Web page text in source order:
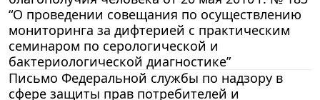
“О проведении совещания по осуществлению
мониторинга за дифтерией с практическим
семинаром по серологической и
бактериологической диагностике”
Письмо Федеральной службы по надзору в
сфере защиты прав потребителей и